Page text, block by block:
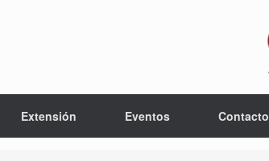
Extensión Eventos Contacto